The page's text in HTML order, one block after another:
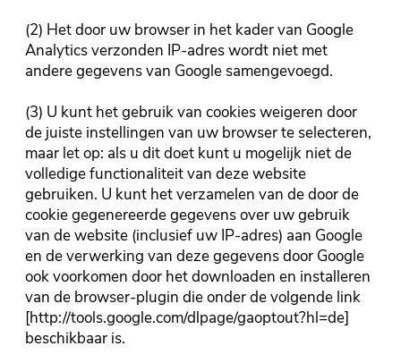
(2) Het door uw browser in het kader van Google
Analytics verzonden IP-adres wordt niet met
andere gegevens van Google samengevoegd.
(3) U kunt het gebruik van cookies weigeren door
de juiste instellingen van uw browser te selecteren,
maar let op: als u dit doet kunt u mogelijk niet de
volledige functionaliteit van deze website
gebruiken. U kunt het verzamelen van de door de
cookie gegenereerde gegevens over uw gebruik
van de website (inclusief uw IP-adres) aan Google
en de verwerking van deze gegevens door Google
ook voorkomen door het downloaden en installeren
van de browser-plugin die onder de volgende link
[http://tools.google.com/dlpage/gaoptout?hl=de]
beschikbaar is.